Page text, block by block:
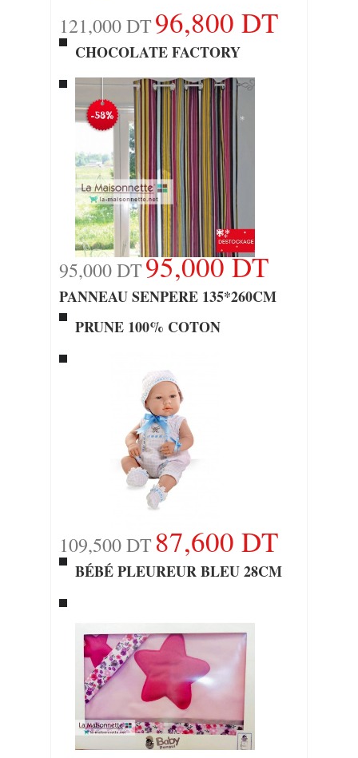
121,000 DT96,800 DT
CHOCOLATE FACTORY
95,000 DT95,000 DT
PANNEAU SENPERE 135*260CM
PRUNE 100% COTON
109,500 DT87,600 DT
BÉBÉ PLEUREUR BLEU 28CM